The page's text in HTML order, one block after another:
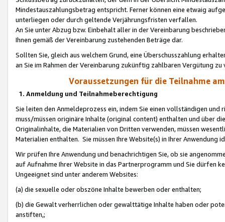
Mindestauszahlungsbetrag entspricht. Ferner können eine etwaig
unterliegen oder durch geltende Verjährungsfristen verfallen.
An Sie unter Abzug bzw. Einbehalt aller in der Vereinbarung
Ihnen gemäß der Vereinbarung zustehenden Beträge dar.
Sollten Sie, gleich aus welchem Grund, eine Überschusszahlung
an Sie im Rahmen der Vereinbarung zukünftig zahlbaren Vergütung zu
Voraussetzungen für die Teilnahme
1. Anmeldung und Teilnahmeberechtigung
Sie leiten den Anmeldeprozess ein, indem Sie einen vollständigen
muss/müssen originäre Inhalte (original content) enthalten und über
Originalinhalte, die Materialien von Dritten verwenden, müssen
Materialien enthalten. Sie müssen Ihre Website(s) in Ihrer Anwendung
Wir prüfen Ihre Anwendung und benachrichtigen Sie, ob sie
auf Aufnahme Ihrer Website in das Partnerprogramm und Sie dürfen
Ungeeignet sind unter anderem Websites:
(a) die sexuelle oder obszöne Inhalte bewerben oder enthalten;
(b) die Gewalt verherrlichen oder gewalttätige Inhalte haben oder
anstiften,;